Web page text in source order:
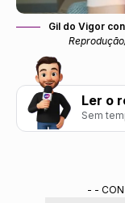
Gil do Vigor
Ler o
Sem
Ex-BBB- -